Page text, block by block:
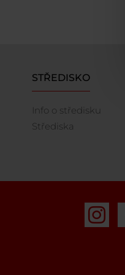
STŘEDISKO
Info o středisku
Střediska